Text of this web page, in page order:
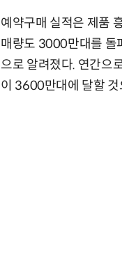
예약구매 실적은 제품
매량도 3000만대를 돌
으로 알려졌다. 연간으
이 3600만대에 달할 것